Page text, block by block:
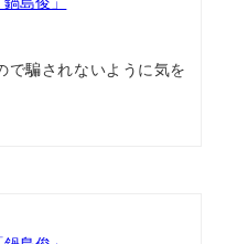
で騙されないように気を